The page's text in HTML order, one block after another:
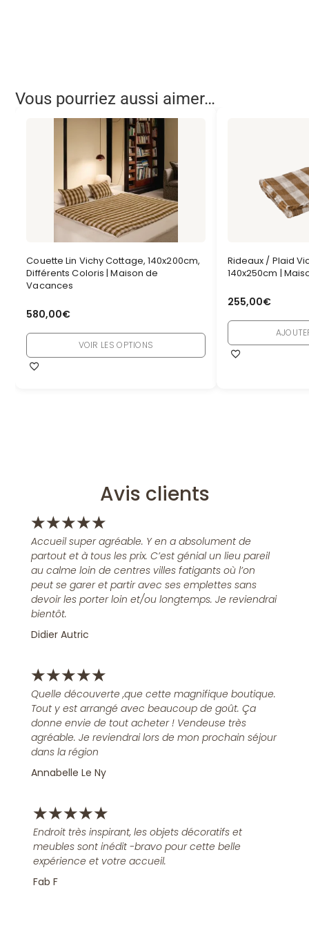
Vous pourriez aussi aimer…
Couette Lin Vichy Cottage, 140x200cm,
Différents Coloris | Maison de
Vacances
580,00€
VOIR LES OPTIONS
Rideaux / Plaid
140x250cm |
255,00€
Avis clients
★★★★★
Accueil super agréable. Y en a absolument de
partout et à tous les prix. C’est génial un lieu pareil
au calme loin de centres villes fatigants où l’on
peut se garer et partir avec ses emplettes sans
devoir les porter loin et/ou longtemps. Je reviendrai
bientôt.
Didier Autric
★★★★★
Quelle découverte ,que cette magnifique boutique.
Tout y est arrangé avec beaucoup de goût. Ça
donne envie de tout acheter ! Vendeuse très
agréable. Je reviendrai lors de mon prochain séjour
dans la région
Annabelle Le Ny
★★★★★
Endroit très inspirant, les objets décoratifs et
meubles sont inédit -bravo pour cette belle
expérience et votre accueil.
Fab F